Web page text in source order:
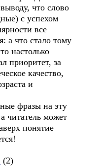
что слово
с успехом
все
а что стало тому
настолько
приоритет, за
качество,
и
фразы на эту
читатель может
понятие
(2)